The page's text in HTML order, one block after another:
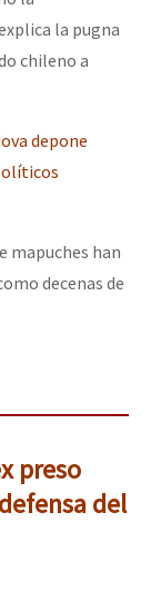
la pugna
chileno a
depone
mapuches han
decenas de
preso
del